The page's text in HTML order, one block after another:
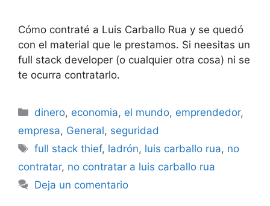
Cómo contraté a Luis Carballo Rua y se quedó
con el material que le prestamos. Si neesitas un
full stack developer (o cualquier otra cosa) ni se
te ocurra contratarlo.
Categorías
dinero, economia, el mundo, emprendedor,
empresa, General, seguridad
Etiquetas
full stack thief, ladrón, luis carballo rua, no
contratar, no contratar a luis carballo rua
Deja un comentario